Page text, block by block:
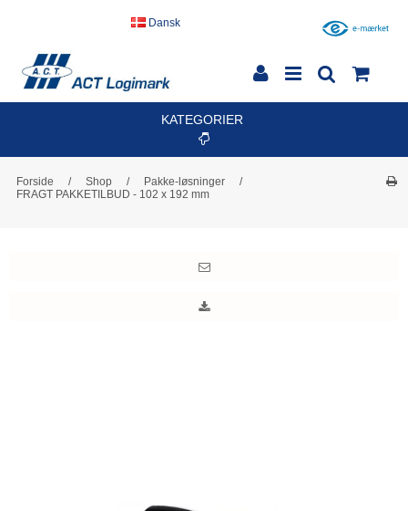
Dansk
KATEGORIER
Forside / Shop / Pakke-løsninger
/
FRAGT PAKKETILBUD - 102 x 192 mm